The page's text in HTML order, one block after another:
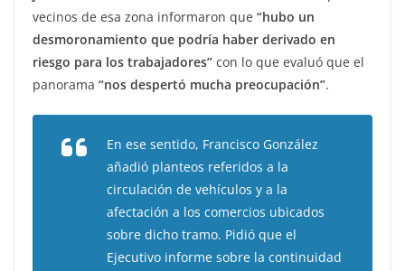
vecinos de esa zona informaron que “hubo un
desmoronamiento que podría haber derivado en
riesgo para los trabajadores” con lo que evaluó que el
panorama “nos despertó mucha preocupación”.
En ese sentido, Francisco González
añadió planteos referidos a la
circulación de vehículos y a la
afectación a los comercios ubicados
sobre dicho tramo. Pidió que el
Ejecutivo informe sobre la continuidad